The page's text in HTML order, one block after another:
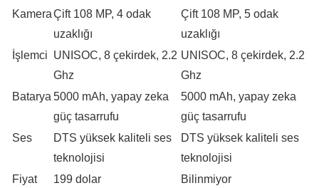
KameraÇift 108 MP, 4 odak
uzaklığı
Çift 108 MP, 5 odak
uzaklığı
İşlemci UNISOC, 8 çekirdek, 2.2
Ghz
UNISOC, 8 çekirdek, 2.2
Ghz
Batarya 5000 mAh, yapay zeka
güç tasarrufu
5000 mAh, yapay zeka
güç tasarrufu
Ses
DTS yüksek kaliteli ses
teknolojisi
DTS yüksek kaliteli ses
teknolojisi
Fiyat
199 dolar Bilinmiyor